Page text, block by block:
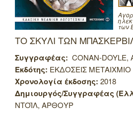
των
ΤΟ ΣΚΥΛΙ ΤΩΝ
Συγγραφέας: CONAN-DOYLE,
Εκδότης: ΕΚΔΟΣΕΙΣ ΜΕΤΑΙΧΜΙΟ
Χρονολογία έκδοσης: 2018
Δημιουργός/Συγγραφέας
ΝΤΟΪΛ, ΑΡΘΟΥΡ